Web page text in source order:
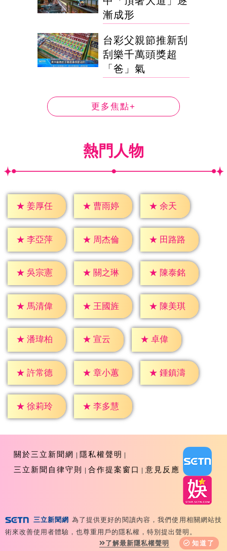
漸成形
台彩父親節推新刮
刮樂千萬頭獎超
「爸」氣
更多焦點+
熱門人物
★ 姜厚任 ★ 曹雨婷 ★ 余天
★ 李亞萍 ★ 周杰倫 ★ 田路路
★ 吳宗憲 ★ 關之琳 ★ 陳泰銘
★ 馬清偉 ★ 王國旌 ★ 陳美琪
★ 潘瑋柏 ★ 宣云 ★ 卓偉
★ 許常德 ★ 章小蕙 ★ 鍾鎮濤
★ 徐莉玲 ★ 李多慧
關於三立新聞網
隱私權聲明
三立新聞自律守則
合作提案窗口 意見反應
Copyright ©2026 Sanlih E-Television All Rights
Reserved 版權所有 盜用必究 台北市內湖區舊宗路一段159
號 02-8792-8888
三立新聞網 為了提供更好的閱讀內容，我們使用相關網站技
術來改善使用者體驗，也尊重用戶的隱私權，特別提出聲明。
了解最新隱私權聲明
知道了